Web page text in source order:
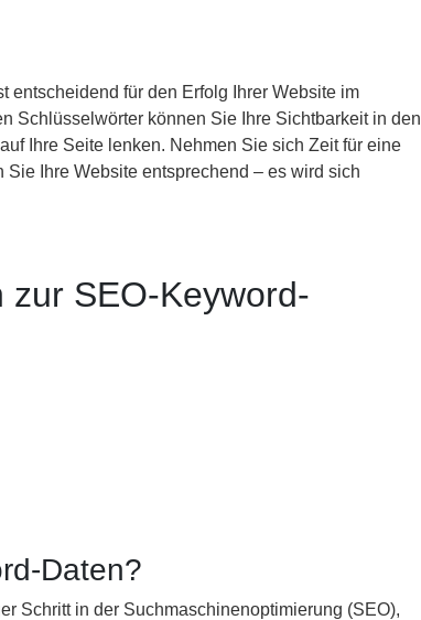
entscheidend für den Erfolg Ihrer Website im
Schlüsselwörter können Sie Ihre Sichtbarkeit in den
Ihre Seite lenken. Nehmen Sie sich Zeit für eine
Ihre Website entsprechend – es wird sich
SEO-Keyword-
Daten?
Schritt in der Suchmaschinenoptimierung (SEO),